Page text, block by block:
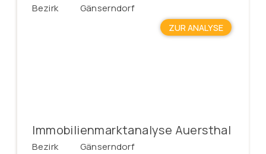
Bezirk Gänserndorf
ZUR ANALYSE
Immobilienmarktanalyse Auersthal
Bezirk Gänserndorf